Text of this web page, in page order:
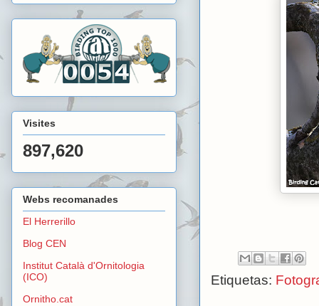
Etiquetas:
Visites
897,620
Webs recomanades
El Herrerillo
Blog CEN
Institut Català d'Ornitologia
(ICO)
Ornitho.cat